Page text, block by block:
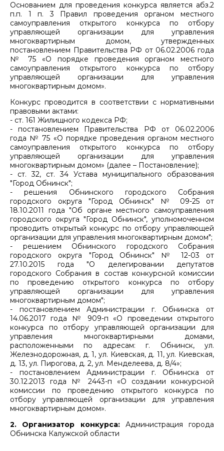
Основанием для проведения конкурса является абз.2
п.п. 1 п. 3 Правил проведения органом местного
самоуправления открытого конкурса по отбору
управляющей организации для управления
многоквартирным домом, утвержденных
постановлением Правительства РФ от 06.02.2006 года
№ 75 «О порядке проведения органом местного
самоуправления открытого конкурса по отбору
управляющей организации для управления
многоквартирным домом».
Конкурс проводится в соответствии с нормативными
правовыми актами:
- ст. 161 Жилищного кодекса РФ;
- постановлением Правительства РФ от 06.02.2006
года № 75 «О порядке проведения органом местного
самоуправления открытого конкурса по отбору
управляющей организации для управления
многоквартирным домом» (далее – Постановление);
- ст. 32, ст. 34 Устава муниципального образования
"Город Обнинск";
- решения Обнинского городского Собрания
городского округа "Город Обнинск" № 09-25 от
18.10.2011 года "Об органе местного самоуправления
городского округа "Город Обнинск", уполномоченном
проводить открытый конкурс по отбору управляющей
организации для управления многоквартирным домом";
- решением Обнинского городского Собрания
городского округа "Город Обнинск" № 12-03 от
27.10.2015 года "О делегировании депутатов
городского Собрания в состав конкурсной комиссии
по проведению открытого конкурса по отбору
управляющей организации для управления
многоквартирным домом";
- постановлением Администрации г. Обнинска от
14.06.2017 года № 909-п «О проведении открытого
конкурса по отбору управляющей организации для
управления многоквартирными домами,
расположенными по адресам: г. Обнинск, ул.
Железнодорожная, д. 1, ул. Киевская, д. 11, ул. Киевская,
д. 13, ул. Пирогова, д. 2, ул. Менделеева, д. 8/4»;
- постановлением Администрации г. Обнинска от
30.12.2013 года № 2443-п «О создании конкурсной
комиссии по проведению открытого конкурса по
отбору управляющей организации для управления
многоквартирным домом».
2. Организатор конкурса:Администрация города
Обнинска Калужской области